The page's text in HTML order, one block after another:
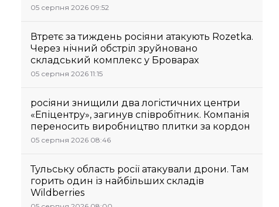
05 серпня 2026 09:52
Втретє за тиждень росіяни атакують Rozetka.
Через нічний обстріл зруйновано
складський комплекс у Броварах
05 серпня 2026 11:15
росіяни знищили два логістичних центри
«Епіцентру», загинув співробітник. Компанія
переносить виробництво плитки за кордон
05 серпня 2026 08:46
Тульську область росії атакували дрони. Там
горить один із найбільших складів
Wildberries